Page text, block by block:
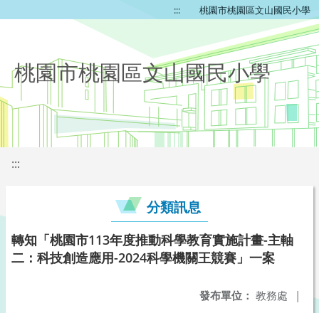
::: 桃園市桃園區文山國民小學
桃園市桃園區文山國民小學
:::
分類訊息
轉知「桃園市113年度推動科學教育實施計畫-主軸
二：科技創造應用-2024科學機關王競賽」一案
發布單位： 教務處 |